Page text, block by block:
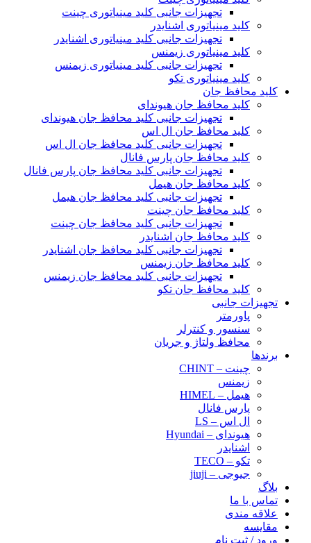
تجهیزات جانبی کلید مینیاتوری چینت
کلید مینیاتوری اشنایدر
تجهیزات جانبی کلید مینیاتوری اشنایدر
کلید مینیاتوری زیمنس
تجهیزات جانبی کلید مینیاتوری زیمنس
کلید مینیاتوری تکو
کلید محافظ جان
کلید محافظ جان هیوندای
تجهیزات جانبی کلید محافظ جان هیوندای
کلید محافظ جان ال اس
تجهیزات جانبی کلید محافظ جان ال اس
کلید محافظ جان پارس فانال
تجهیزات جانبی کلید محافظ جان پارس فانال
کلید محافظ جان هیمل
تجهیزات جانبی کلید محافظ جان هیمل
کلید محافظ جان چینت
تجهیزات جانبی کلید محافظ جان چینت
کلید محافظ جان اشنایدر
تجهیزات جانبی کلید محافظ جان اشنایدر
کلید محافظ جان زیمنس
تجهیزات جانبی کلید محافظ جان زیمنس
کلید محافظ جان تکو
تجهیزات جانبی
پاورمتر
سنسور و کنترلر
محافظ ولتاژ و‌ جریان
برندها
چینت – CHINT
زیمنس
هیمل – HIMEL
پارس فانال
ال اس – LS
هیوندای – Hyundai
اشنایدر
تکو – TECO
جیوجی – jiuji
بلاگ
تماس با ما
علاقه مندی
مقایسه
ورود / ثبت نام